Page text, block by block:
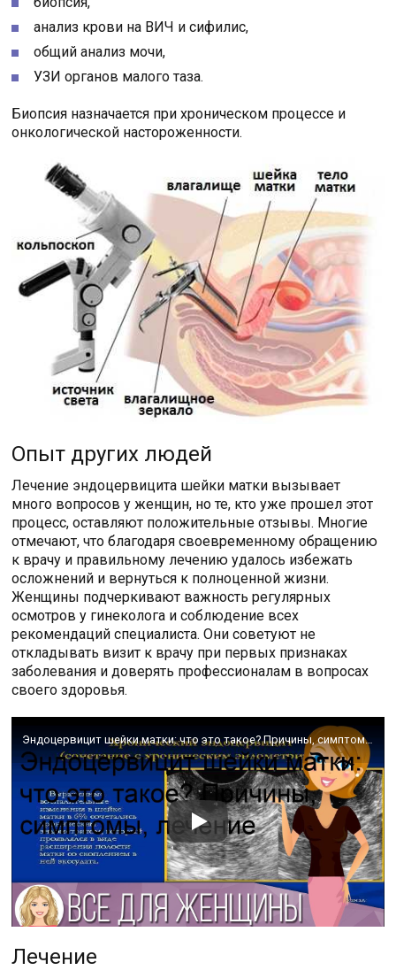
анализ крови на ВИЧ и сифилис,
общий анализ мочи,
УЗИ органов малого таза.
Биопсия назначается при хроническом процессе и
онкологической настороженности.
Опыт других людей
Лечение эндоцервицита шейки матки вызывает
много вопросов у женщин, но те, кто уже прошел этот
процесс, оставляют положительные отзывы. Многие
отмечают, что благодаря своевременному обращению
к врачу и правильному лечению удалось избежать
осложнений и вернуться к полноценной жизни.
Женщины подчеркивают важность регулярных
осмотров у гинеколога и соблюдение всех
рекомендаций специалиста. Они советуют не
откладывать визит к врачу при первых признаках
заболевания и доверять профессионалам в вопросах
своего здоровья.
Эндоцервицит шейки матки: что это такое? Причины, симптомы, лечение
Лечение